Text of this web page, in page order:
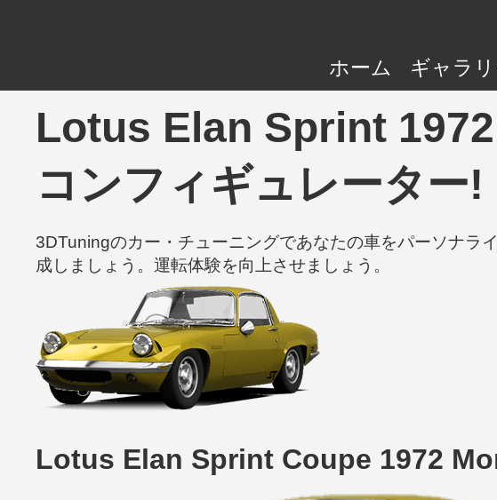
ホーム ギャラ
Lotus Elan Sprint
コンフィギュレーター!
3DTuningのカー・チューニングであなたの車をパーソナラ
成しましょう。運転体験を向上させましょう。
Lotus Elan Sprint Coupe 1972